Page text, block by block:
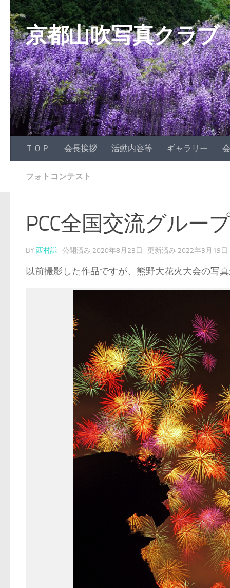
コンテンツへスキップ
京都山吹写真クラブ
ＴＯＰ 会長挨拶 活動内容等 ギャラリー
フォトコンテスト
PCC全国交流グルー
BY 西村謙 · 公開済み 2020年8月23日 · 更新済み 2022年3月19日
以前撮影した作品ですが、熊野大花火大会の写真